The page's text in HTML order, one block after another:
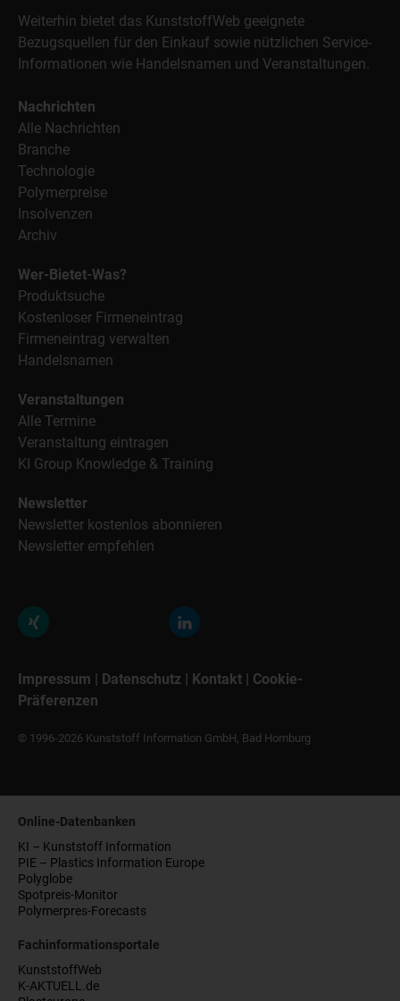
Weiterhin bietet das KunststoffWeb geeignete
Bezugsquellen für den Einkauf sowie nützlichen Service-
Informationen wie Handelsnamen und Veranstaltungen.
Nachrichten
Alle Nachrichten
Branche
Technologie
Polymerpreise
Insolvenzen
Archiv
Wer-Bietet-Was?
Produktsuche
Kostenloser Firmeneintrag
Firmeneintrag verwalten
Handelsnamen
Veranstaltungen
Alle Termine
Veranstaltung eintragen
KI Group Knowledge & Training
Newsletter
Newsletter kostenlos abonnieren
Newsletter empfehlen
Impressum | Datenschutz | Kontakt | Cookie-
Präferenzen
© 1996-2026 Kunststoff Information GmbH, Bad Homburg
Online-Datenbanken
KI – Kunststoff Information
PIE – Plastics Information Europe
Polyglobe
Spotpreis-Monitor
Polymerpres-Forecasts
Fachinformationsportale
KunststoffWeb
K-AKTUELL.de